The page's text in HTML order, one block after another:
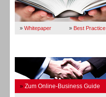
» Whitepaper » Best Practice
» Zum Online-Business Guide